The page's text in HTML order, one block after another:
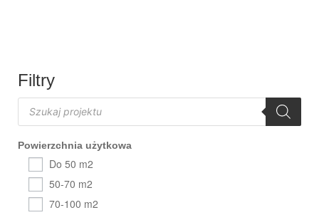
Filtry
Powierzchnia użytkowa
Do 50 m2
50-70 m2
70-100 m2